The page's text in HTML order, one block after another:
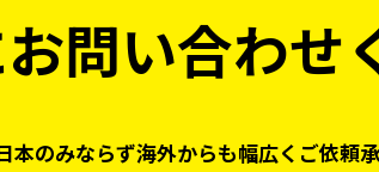
問い合わせ
本のみならず海外からも幅広くご依頼承